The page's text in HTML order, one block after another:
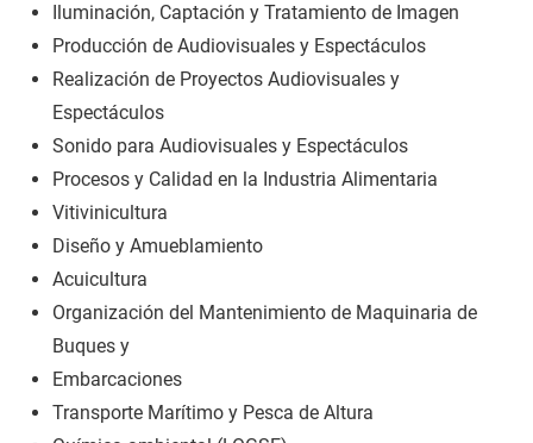
Iluminación, Captación y Tratamiento de Imagen
Producción de Audiovisuales y Espectáculos
Realización de Proyectos Audiovisuales y
Espectáculos
Sonido para Audiovisuales y Espectáculos
Procesos y Calidad en la Industria Alimentaria
Vitivinicultura
Diseño y Amueblamiento
Acuicultura
Organización del Mantenimiento de Maquinaria de
Buques y
Embarcaciones
Transporte Marítimo y Pesca de Altura